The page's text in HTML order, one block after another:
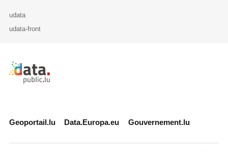
udata
udata-front
Retour à l'accueil de data.public.lu
Geoportail.lu Data.Europa.eu Gouvernement.lu